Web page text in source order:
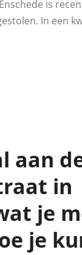
is
In een
aan
in
je
je